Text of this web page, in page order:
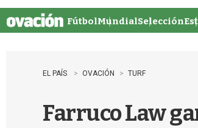
u
FútbolMundialSelección
EL PAÍS OVACIÓN TURF
Farruco Law